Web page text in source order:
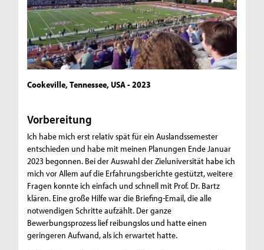
Cookeville, Tennessee, USA - 2023
Vorbereitung
Ich habe mich erst relativ spät für ein Auslandssemester
entschieden und habe mit meinen Planungen Ende Januar
2023 begonnen. Bei der Auswahl der Zieluniversität habe ich
mich vor Allem auf die Erfahrungsberichte gestützt, weitere
Fragen konnte ich einfach und schnell mit Prof. Dr. Bartz
klären. Eine große Hilfe war die Briefing-Email, die alle
notwendigen Schritte aufzählt. Der ganze
Bewerbungsprozess lief reibungslos und hatte einen
geringeren Aufwand, als ich erwartet hatte.